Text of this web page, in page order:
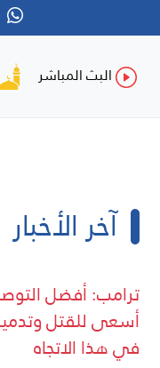
البث المباشر
آخر الأخبار
ترامب: أفضل
أسعى للقتل
في هذا الاتجاه